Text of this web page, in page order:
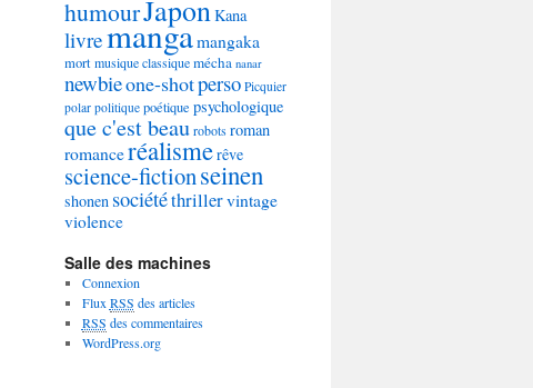
humourJapon Kana
livremangamangaka
mortmusique classiquemécha nanar
newbieone-shotperso Picquier
polar politique poétique psychologique
que c'est beaurobotsroman
romanceréalismerêve
science-fictionseinen
shonen sociététhrillervintage
violence
Salle des machines
Connexion
Flux RSS des articles
RSS des commentaires
WordPress.org